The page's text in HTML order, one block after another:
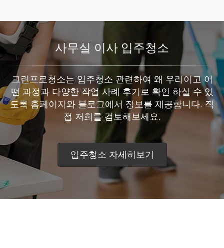
사무실 이사 입주청소
그린프로청소는 입주청소 관련하여 왜 우리이고 어
떤 과정과 다양한 작업 사례 후기로 확인 하실 수 있
도록 홈페이지와 블로그에서 정보를 제공합니다. 직
접 저희를 검토해보세요.
입주청소 자세히보기